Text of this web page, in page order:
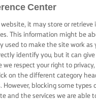
Center
it may store or
This information might be
used to make the site work as
identify you, but it can
we respect your right to
on the different category
However, blocking some types
and the services we are able